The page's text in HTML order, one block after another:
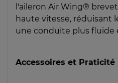
l'aileron Air Wing®
haute vitesse, réduisant
une conduite plus fluide
Accessoires et Praticité